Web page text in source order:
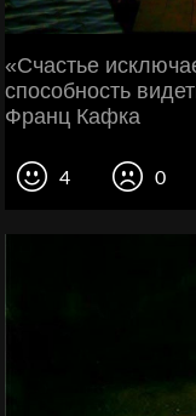
«Счастье
способность
Франц Кафка
4 0